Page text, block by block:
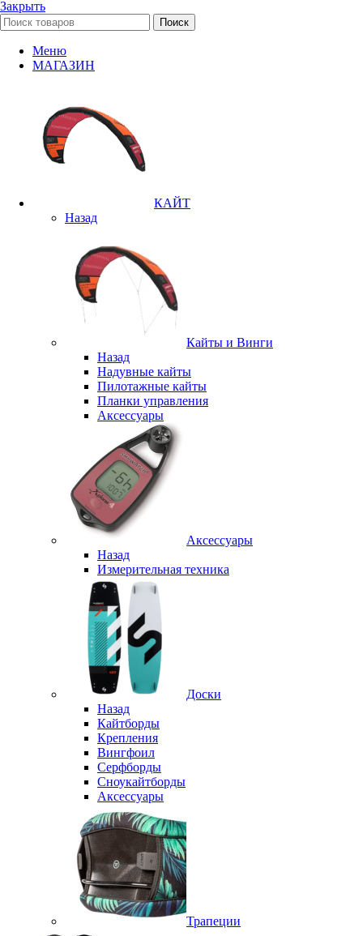
Закрыть
Поиск
Меню
МАГАЗИН
КАЙТ
Назад
Кайты и Винги
Назад
Надувные кайты
Пилотажные кайты
Планки управления
Аксессуары
Аксессуары
Назад
Измерительная техника
Доски
Назад
Кайтборды
Крепления
Вингфоил
Серфборды
Сноукайтборды
Аксессуары
Трапеции